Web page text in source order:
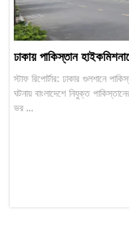
ঢাকায় পাকিস্তান
স্টাফ রিপোর্টার: ঢাকার গুলশানে
ঘটনায় বাংলাদেশে নিযুক্ত
ভর ...